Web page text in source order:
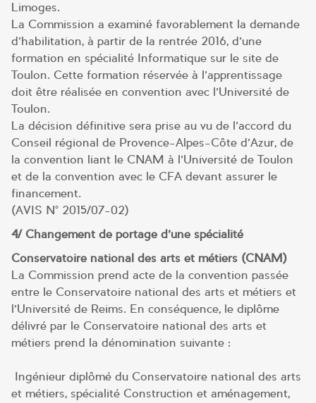
Limoges.
La Commission a examiné favorablement la demande
d’habilitation, à partir de la rentrée 2016, d’une
formation en spécialité Informatique sur le site de
Toulon. Cette formation réservée à l’apprentissage
doit être réalisée en convention avec l’Université de
Toulon.
La décision définitive sera prise au vu de l’accord du
Conseil régional de Provence-Alpes-Côte d’Azur, de
la convention liant le CNAM à l’Université de Toulon
et de la convention avec le CFA devant assurer le
financement.
(AVIS N° 2015/07-02)
4/ Changement de portage d’une spécialité
Conservatoire national des arts et métiers (CNAM)
La Commission prend acte de la convention passée
entre le Conservatoire national des arts et métiers et
l’Université de Reims. En conséquence, le diplôme
délivré par le Conservatoire national des arts et
métiers prend la dénomination suivante :
Ingénieur diplômé du Conservatoire national des arts
et métiers, spécialité Construction et aménagement,